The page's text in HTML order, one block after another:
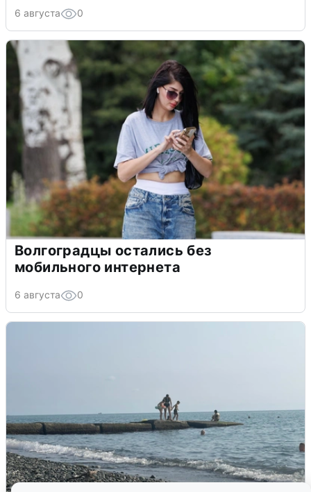
6 августа 0
Волгоградцы остались без
мобильного интернета
6 августа 0